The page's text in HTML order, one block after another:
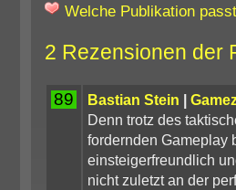
Welche Publikation
2 Rezensionen der
89 Bastian Stein |
Denn trotz des
fordernden Gameplay
einsteigerfreundlich
nicht zuletzt an der